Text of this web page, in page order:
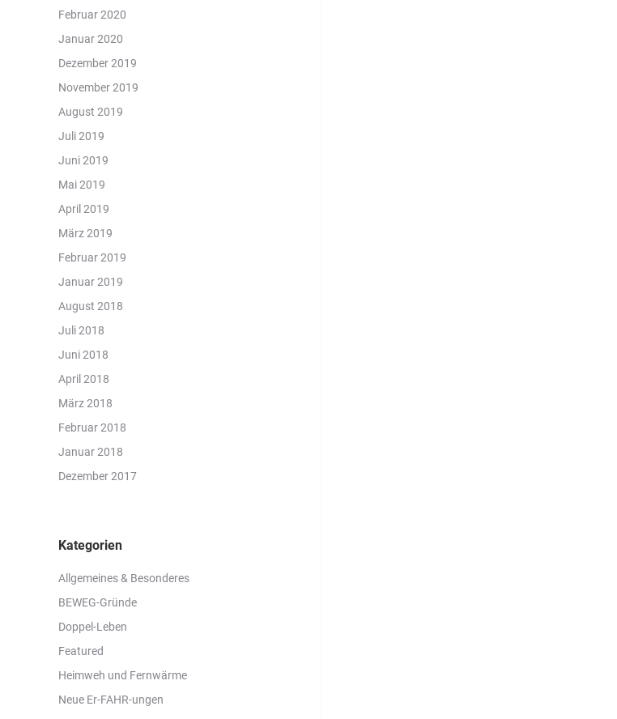
Februar 2020
Januar 2020
Dezember 2019
November 2019
August 2019
Juli 2019
Juni 2019
Mai 2019
April 2019
März 2019
Februar 2019
Januar 2019
August 2018
Juli 2018
Juni 2018
April 2018
März 2018
Februar 2018
Januar 2018
Dezember 2017
Kategorien
Allgemeines & Besonderes
BEWEG-Gründe
Doppel-Leben
Featured
Heimweh und Fernwärme
Neue Er-FAHR-ungen